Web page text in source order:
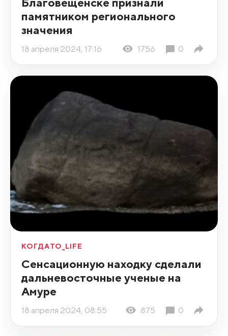
памятником регионального
значения
18 апреля 2024, 17:16 1756 0
КОГДАТО_LIFE
Сенсационную находку сделали
дальневосточные ученые на
Амуре
18 апреля 2024, 08:55 875 0